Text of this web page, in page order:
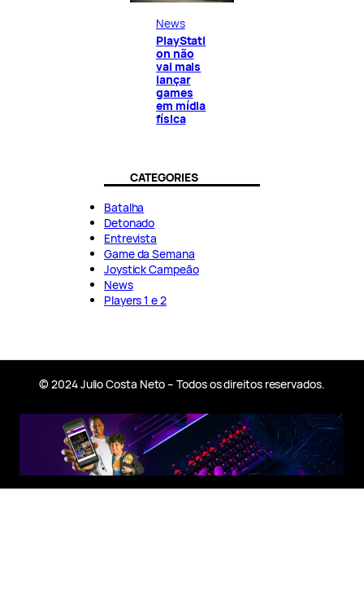
News
PlayStati
on não
vai mais
lançar
games
em mídia
física
CATEGORIES
Batalha
Detonado
Entrevista
Game da Semana
Joystick Campeão
News
Players 1 e 2
© 2024 Julio Costa Neto – Todos os direitos reservados.